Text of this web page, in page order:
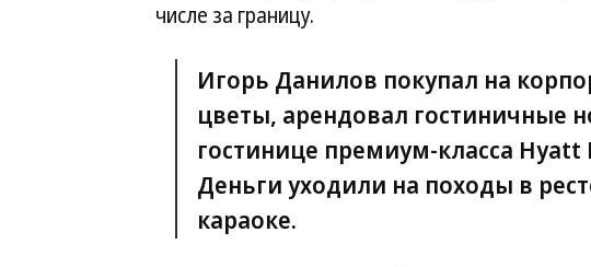
числе за границу.
Игорь Данилов покупал на
цветы, арендовал гостиничные
гостинице премиум-класса Hyatt
Деньги уходили на походы в
караоке.